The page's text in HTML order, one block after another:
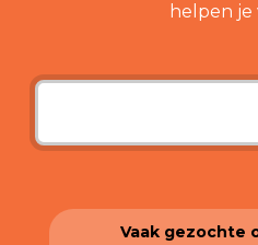
helpen je
Vaak gezochte